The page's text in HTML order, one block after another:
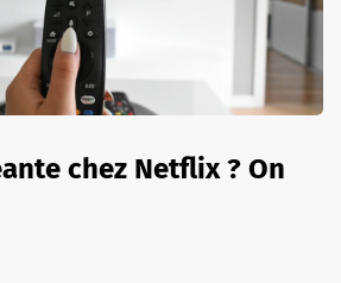
chez Netflix ? On